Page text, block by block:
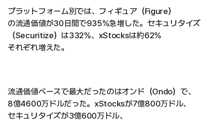
プラットフォーム別では、フィギュア（Figure）
の流通価値が30日間で935%急増した。セキュリタイズ
（Securitize）は332%、xStocksは約62%
それぞれ増えた。
流通価値ベースで最大だったのはオンド（Ondo）で、
8億4600万ドルだった。xStocksが7億800万ドル、
セキュリタイズが3億600万ドル、